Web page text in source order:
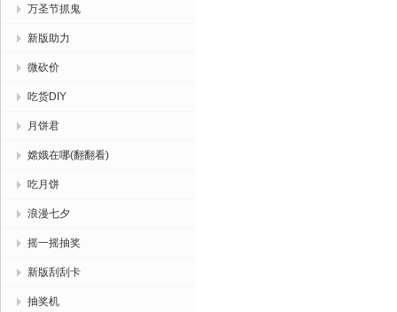
万圣节抓鬼
新版助力
微砍价
吃货DIY
月饼君
嫦娥在哪(翻翻看)
吃月饼
浪漫七夕
摇一摇抽奖
新版刮刮卡
抽奖机